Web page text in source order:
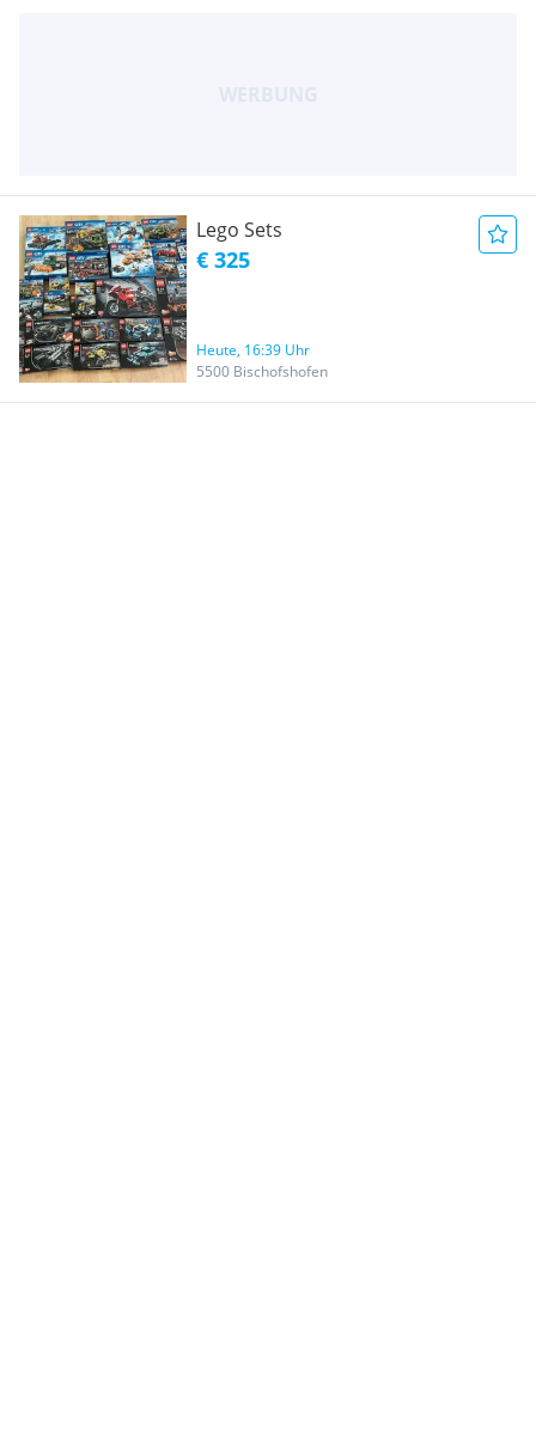
Lego Sets
€ 325
Heute, 16:39 Uhr
5500 Bischofshofen